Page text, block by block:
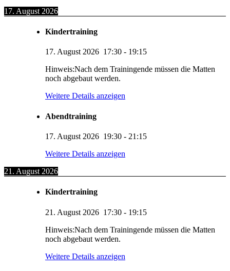
17. August 2026
Kindertraining
17. August 2026 17:30 - 19:15
Hinweis:Nach dem Trainingende müssen die Matten
noch abgebaut werden.
Weitere Details anzeigen
Abendtraining
17. August 2026 19:30 - 21:15
Weitere Details anzeigen
21. August 2026
Kindertraining
21. August 2026 17:30 - 19:15
Hinweis:Nach dem Trainingende müssen die Matten
noch abgebaut werden.
Weitere Details anzeigen